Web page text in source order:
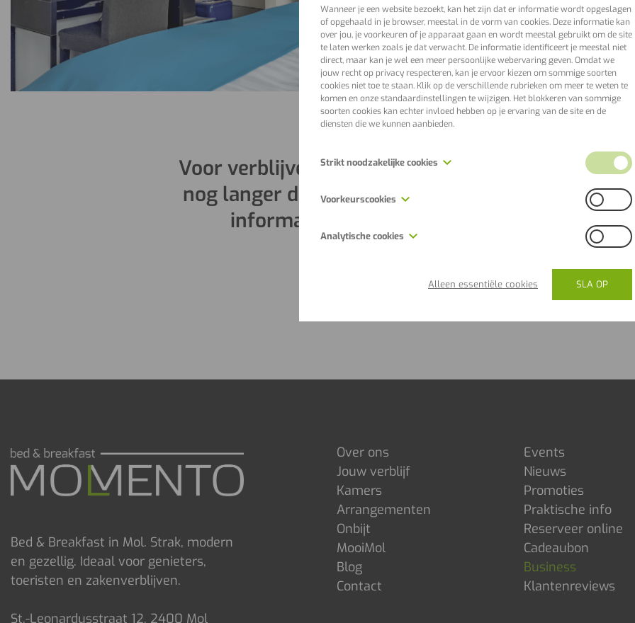
uitgebreid
vraag
Voor verblijven vanaf vier nachten bieden wij
nog langer dan maken we graag een offerte op
informatie of een offerte, kan je ons hier
CONTACTEER ONS
Bed & Breakfast in Mol. Strak, modern
en gezellig. Ideaal voor genieters,
toeristen en zakenverblijven.
St.-Leonardusstraat 12, 2400 Mol
Over ons
Jouw verblijf
Kamers
Arrangementen
Onbijt
MooiMol
Blog
Contact
Events
Nieuws
Promoties
Praktische info
Reserveer online
Cadeaubon
Business
Klantenreviews
Wanneer je een website bezoekt, kan het zijn dat er informatie wordt opgeslagen
of opgehaald in je browser, meestal in de vorm van cookies. Deze informatie kan
over jou, je voorkeuren of je apparaat gaan en wordt meestal gebruikt om de site
te laten werken zoals je dat verwacht. De informatie identificeert je meestal niet
direct, maar kan je wel een meer persoonlijke webervaring geven. Omdat we
jouw recht op privacy respecteren, kan je ervoor kiezen om sommige soorten
cookies niet toe te staan. Klik op de verschillende rubrieken om meer te weten te
komen en onze standaardinstellingen te wijzigen. Het blokkeren van sommige
soorten cookies kan echter invloed hebben op je ervaring van de site en de
diensten die we kunnen aanbieden.
Strikt noodzakelijke cookies
Deze cookies zijn noodzakelijk voor het functioneren van de website en kunnen
niet worden uitgeschakeld in onze systemen. Ze worden meestal alleen
privacyvoorkeuren, inloggen of het invullen van formulieren. Je kan je browser
gewaarschuwd, maar sommige delen van de site zullen dan niet werken. Deze
cookies slaan geen persoonlijk identificeerbare informatie op.
Voorkeurscookies
Deze cookies, ook wel "functionaliteitscookies" genoemd, stellen een website in
staat om keuzes te onthouden die je in het verleden hebt gemaakt, zoals welke
Analytische cookies
links je hebt geklikt. Geen van deze informatie kan worden gebruikt om je te
identificeren. Het is allemaal geaggregeerd en dus geanonimiseerd. Hun enige
Alleen essentiële cookies SLA OP